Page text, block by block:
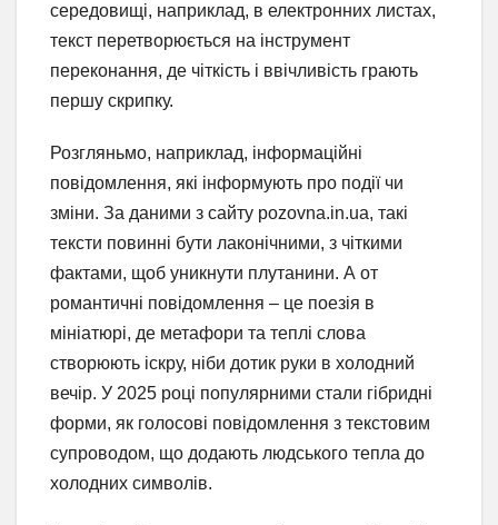
середовищі, наприклад, в електронних листах,
текст перетворюється на інструмент
переконання, де чіткість і ввічливість грають
першу скрипку.
Розгляньмо, наприклад, інформаційні
повідомлення, які інформують про події чи
зміни. За даними з сайту pozovna.in.ua, такі
тексти повинні бути лаконічними, з чіткими
фактами, щоб уникнути плутанини. А от
романтичні повідомлення – це поезія в
мініатюрі, де метафори та теплі слова
створюють іскру, ніби дотик руки в холодний
вечір. У 2025 році популярними стали гібридні
форми, як голосові повідомлення з текстовим
супроводом, що додають людського тепла до
холодних символів.